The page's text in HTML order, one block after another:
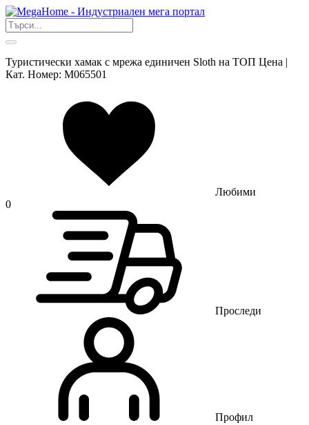
Туристически хамак с мрежа единичен Sloth на ТОП Цена |
Кат. Номер: M065501
Любими
0
Проследи
Профил